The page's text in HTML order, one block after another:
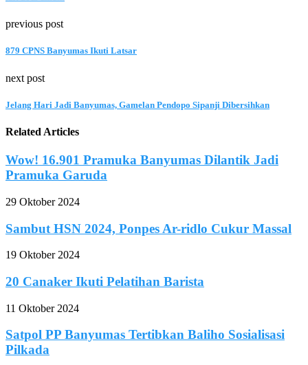
previous post
879 CPNS Banyumas Ikuti Latsar
next post
Jelang Hari Jadi Banyumas, Gamelan Pendopo Sipanji Dibersihkan
Related Articles
Wow! 16.901 Pramuka Banyumas Dilantik Jadi
Pramuka Garuda
29 Oktober 2024
Sambut HSN 2024, Ponpes Ar-ridlo Cukur Massal
19 Oktober 2024
20 Canaker Ikuti Pelatihan Barista
11 Oktober 2024
Satpol PP Banyumas Tertibkan Baliho Sosialisasi
Pilkada